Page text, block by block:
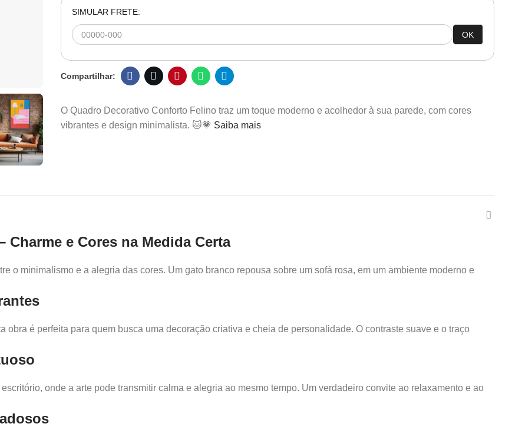
SIMULAR FRETE:
OK
O Quadro Decorativo Conforto Felino traz um toque moderno e acolhedor à sua parede, com cores
vibrantes e design minimalista. 🐱💗 Saiba mais
e Cores na Medida Certa
o minimalismo e a alegria das cores. Um gato branco repousa sobre um sofá rosa, em um ambiente moderno e
obra é perfeita para quem busca uma decoração criativa e cheia de personalidade. O contraste suave e o traço
onde a arte pode transmitir calma e alegria ao mesmo tempo. Um verdadeiro convite ao relaxamento e ao